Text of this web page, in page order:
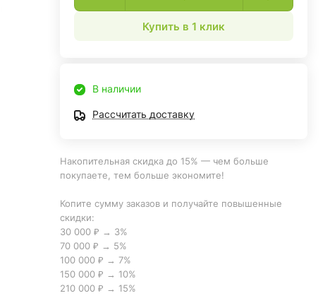
Купить в 1 клик
В наличии
Рассчитать доставку
Накопительная скидка до 15% — чем больше
покупаете, тем больше экономите!
Копите сумму заказов и получайте повышенные
скидки:
30 000 ₽ → 3%
70 000 ₽ → 5%
100 000 ₽ → 7%
150 000 ₽ → 10%
210 000 ₽ → 15%